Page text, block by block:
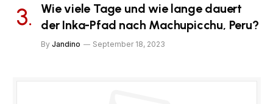
Wie viele Tage und wie lange dauert
der Inka-Pfad nach Machupicchu, Peru?
By Jandino September 18, 2023